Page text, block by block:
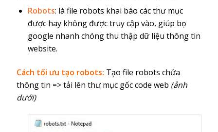
Robots: là file robots khai báo các thư mục
được hay không được truy cập vào, giúp bọ
google nhanh chóng thu thập dữ liệu thông tin
website.
Cách tối ưu tạo robots: Tạo file robots chứa
thông tin => tải lên thư mục gốc code web (ảnh
dưới)